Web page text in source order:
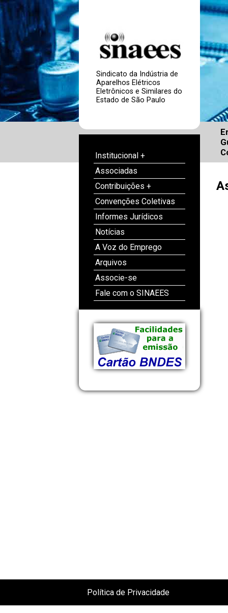
Sindicato da Indústria de
Aparelhos Elétricos
Eletrônicos e Similares do
Estado de São Paulo
Institucional +
Associadas
Contribuições +
Convenções Coletivas
Informes Jurídicos
Notícias
A Voz do Emprego
Arquivos
Associe-se
Fale com o SINAEES
Política de Privacidade